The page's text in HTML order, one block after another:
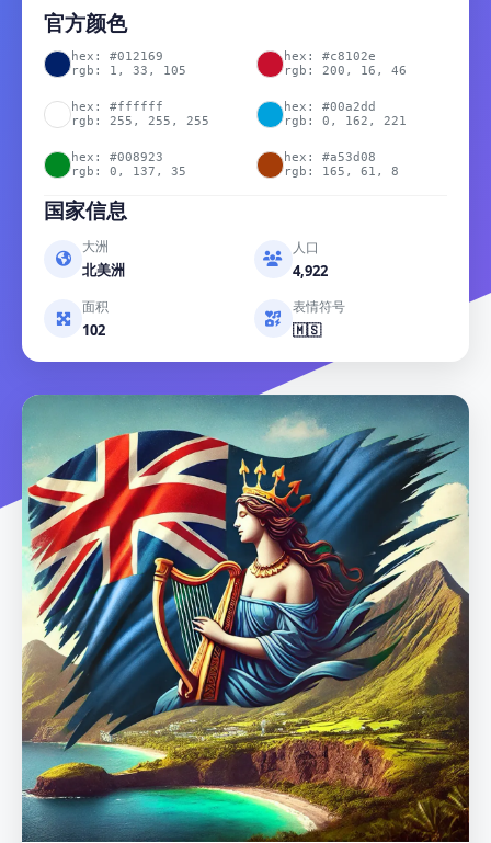
官方颜色
hex: #012169
rgb: 1, 33, 105
hex: #c8102e
rgb: 200, 16, 46
hex: #ffffff
rgb: 255, 255, 255
hex: #00a2dd
rgb: 0, 162, 221
hex: #008923
rgb: 0, 137, 35
hex: #a53d08
rgb: 165, 61, 8
国家信息
大洲
北美洲
人口
4,922
面积
102
表情符号
🇲🇸